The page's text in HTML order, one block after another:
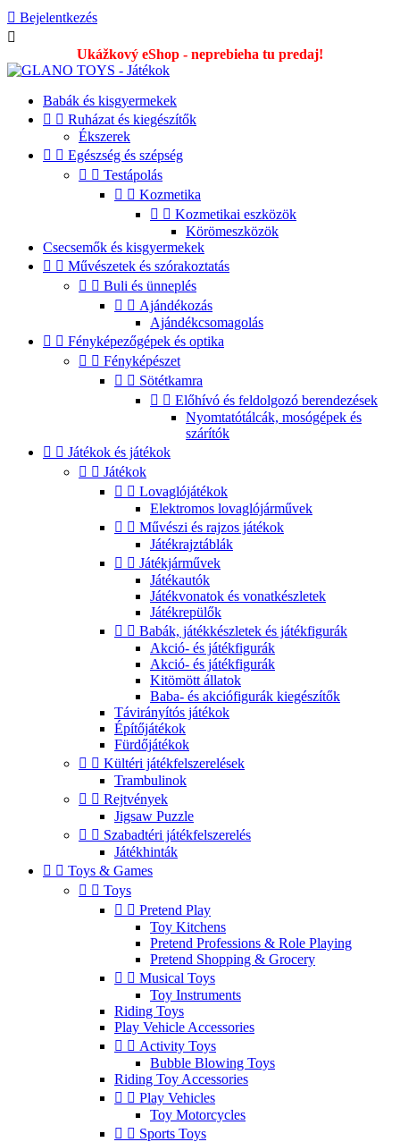
 Bejelentkezés

Ukážkový eShop - neprebieha tu predaj!
Babák és kisgyermekek
  Ruházat és kiegészítők
Ékszerek
  Egészség és szépség
  Testápolás
  Kozmetika
  Kozmetikai eszközök
Körömeszközök
Csecsemők és kisgyermekek
  Művészetek és szórakoztatás
  Buli és ünneplés
  Ajándékozás
Ajándékcsomagolás
  Fényképezőgépek és optika
  Fényképészet
  Sötétkamra
  Előhívó és feldolgozó berendezések
Nyomtatótálcák, mosógépek és
szárítók
  Játékok és játékok
  Játékok
  Lovaglójátékok
Elektromos lovaglójárművek
  Művészi és rajzos játékok
Játékrajztáblák
  Játékjárművek
Játékautók
Játékvonatok és vonatkészletek
Játékrepülők
  Babák, játékkészletek és játékfigurák
Akció- és játékfigurák
Akció- és játékfigurák
Kitömött állatok
Baba- és akciófigurák kiegészítők
Távirányítós játékok
Építőjátékok
Fürdőjátékok
  Kültéri játékfelszerelések
Trambulinok
  Rejtvények
Jigsaw Puzzle
  Szabadtéri játékfelszerelés
Játékhinták
  Toys & Games
  Toys
  Pretend Play
Toy Kitchens
Pretend Professions & Role Playing
Pretend Shopping & Grocery
  Musical Toys
Toy Instruments
Riding Toys
Play Vehicle Accessories
  Activity Toys
Bubble Blowing Toys
Riding Toy Accessories
  Play Vehicles
Toy Motorcycles
  Sports Toys